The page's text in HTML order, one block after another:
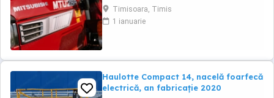
tractor proiectat și fabricat integral în
Japonia, recunoscut pentru fiabilitatea sa
legendară și eficiența în spații restrânse. Ideal
Timisoara, Timis
1 ianuarie
Haulotte Compact 14, nacelă foarfecă
electrică, an fabricație 2020